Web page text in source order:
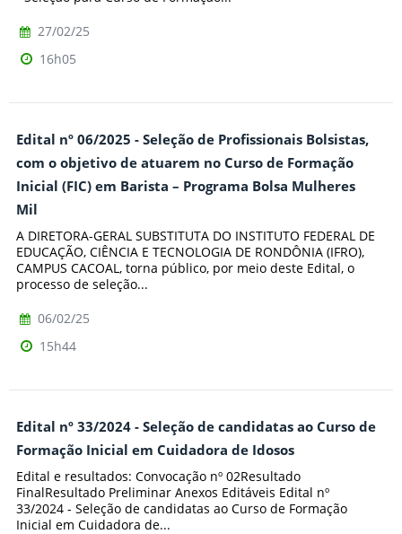
27/02/25
16h05
Edital nº 06/2025 - Seleção de Profissionais Bolsistas,
com o objetivo de atuarem no Curso de Formação
Inicial (FIC) em Barista – Programa Bolsa Mulheres
Mil
A DIRETORA-GERAL SUBSTITUTA DO INSTITUTO FEDERAL DE
EDUCAÇÃO, CIÊNCIA E TECNOLOGIA DE RONDÔNIA (IFRO),
CAMPUS CACOAL, torna público, por meio deste Edital, o
processo de seleção...
06/02/25
15h44
Edital nº 33/2024 - Seleção de candidatas ao Curso de
Formação Inicial em Cuidadora de Idosos
Edital e resultados: Convocação nº 02Resultado
FinalResultado Preliminar Anexos Editáveis Edital nº
33/2024 - Seleção de candidatas ao Curso de Formação
Inicial em Cuidadora de...